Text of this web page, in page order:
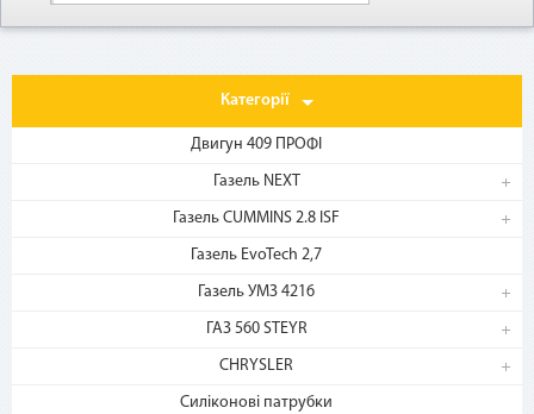
Категорії
Двигун 409 ПРОФІ
Газель NEXT
Газель CUMMINS 2.8 ISF
Газель EvoTech 2,7
Газель УМЗ 4216
ГАЗ 560 STEYR
CHRYSLER
Силіконові патрубки
1. Выберите товар